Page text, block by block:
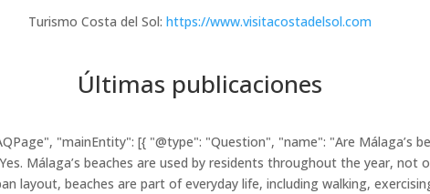
Turismo Costa del Sol: https://www.visitacostadelsol.com
Últimas publicaciones
"mainEntity": [{ "@type": "Question", "name": "Are Málaga’s
Málaga’s beaches are used by residents throughout the year, not
layout, beaches are part of everyday life, including walking,